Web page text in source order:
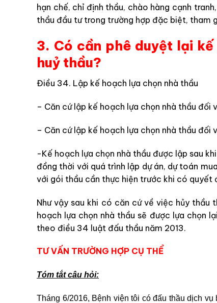
hạn chế, chỉ định thầu, chào hàng cạnh
thầu đầu tư trong trường hợp đặc biệt, tham
3. Có cần phê duyệt lại
huỷ thầu?
Điều 34. Lập kế hoạch lựa chọn nhà thầu
– Căn cứ lập kế hoạch lựa chọn nhà thầu đối
– Căn cứ lập kế hoạch lựa chọn nhà thầu đối
-Kế hoạch lựa chọn nhà thầu được lập sau
đồng thời với quá trình lập dự án, dự toán
với gói thầu cần thực hiện trước khi có quyết
Như vậy sau khi có căn cứ về việc hủy
hoạch lựa chọn nhà thầu sẽ được lựa chọn
theo điều 34 luật đấu thầu năm 2013.
TƯ VẤN TRƯỜNG HỢP CỤ THỂ
Tóm tắt câu hỏi:
Tháng 6/2016, Bệnh viện tôi có đấu thầu dịch